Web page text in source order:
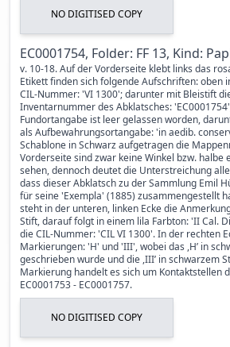
NO DIGITISED COPY
EC0001754, Folder: FF 13, Kind:
v. 10-18. Auf der Vorderseite klebt links das
Etikett finden sich folgende Aufschriften: oben
CIL-Nummer: 'VI 1300'; darunter mit Bleistift
Inventarnummer des Abklatsches:
Fundortangabe ist leer gelassen worden,
als Aufbewahrungsortangabe: 'in aedib.
Schablone in Schwarz aufgetragen die
Vorderseite sind zwar keine Winkel bzw. halbe
sehen, dennoch deutet die Unterstreichung
dass dieser Abklatsch zu der Sammlung Emil
für seine 'Exempla' (1885) zusammengestellt
steht in der unteren, linken Ecke die
Stift, darauf folgt in einem lila Farbton: 'II Cal.
die CIL-Nummer: 'CIL VI 1300'. In der rechten
Markierungen: 'H' und 'III', wobei das ,H’ in
geschrieben wurde und die ,III’ in schwarzem
Markierung handelt es sich um Kontaktstellen
EC0001753 - EC0001757.
NO DIGITISED COPY